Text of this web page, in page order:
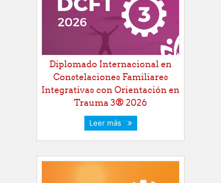
Diplomado Internacional en
Constelaciones Familiares
Integrativas con Orientación en
Trauma 3® 2026
Leer más